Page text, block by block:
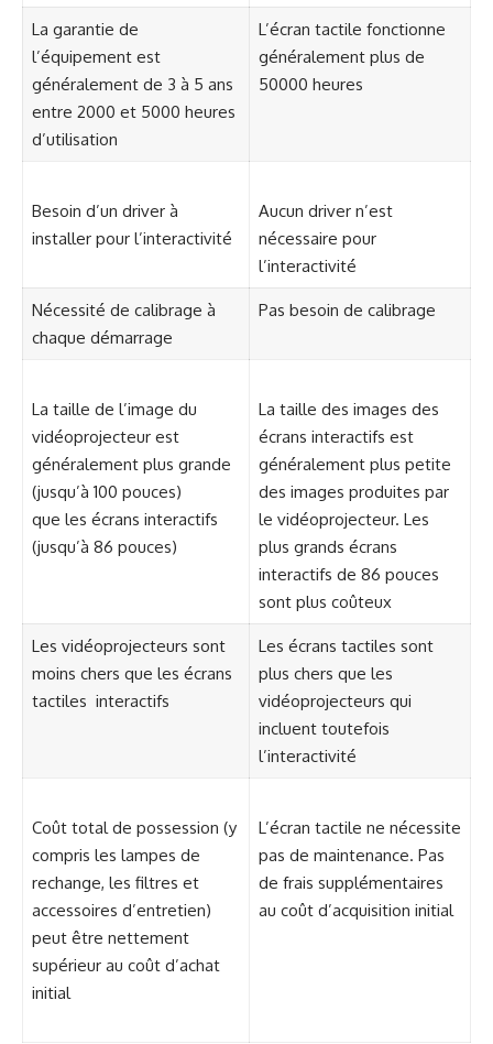
La garantie de
l’équipement est
généralement de 3 à 5 ans
entre 2000 et 5000 heures
d’utilisation
L’écran tactile fonctionne
généralement plus de
50000 heures
Besoin d’un driver à
installer pour l’interactivité
Aucun driver n’est
nécessaire pour
l’interactivité
Nécessité de calibrage à
chaque démarrage
Pas besoin de calibrage
La taille de l’image du
vidéoprojecteur est
généralement plus grande
(jusqu’à 100 pouces)
que les écrans interactifs
(jusqu’à 86 pouces)
La taille des images des
écrans interactifs est
généralement plus petite
des images produites par
le vidéoprojecteur. Les
plus grands écrans
interactifs de 86 pouces
sont plus coûteux
Les vidéoprojecteurs sont
moins chers que les écrans
tactiles interactifs
Les écrans tactiles sont
plus chers que les
vidéoprojecteurs qui
incluent toutefois
l’interactivité
Coût total de possession (y
compris les lampes de
rechange, les filtres et
accessoires d’entretien)
peut être nettement
supérieur au coût d’achat
initial
L’écran tactile ne nécessite
pas de maintenance. Pas
de frais supplémentaires
au coût d’acquisition initial